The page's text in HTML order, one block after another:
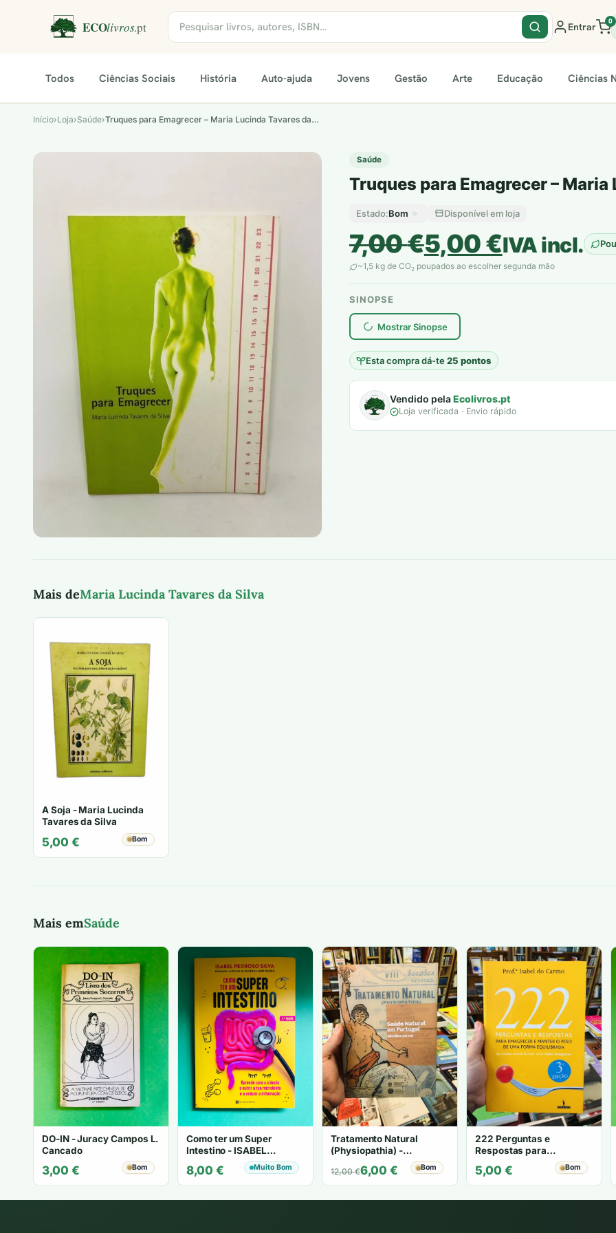
Entrar 0
Todos Ciências Sociais História Auto-ajuda Jovens Gestão Arte Educação Ciências
Início›Loja›Saúde›Truques para Emagrecer – Maria Lucinda Tavares da…
Saúde
Truques para Emagrecer –
Estado:Bom Disponível em loja
7,00€
O
preço
original
era:
7,00 €.
5,00€
O
preço
atual
é:
5,00 €.
IVA incl.
~1,5 kg de CO2 poupados ao escolher segunda mão
SINOPSE
Mostrar Sinopse
Esta compra dá-te25 pontos
plantar árvores reais
Vendido pelaEcolivros.pt
Loja verificada · Envio rápido
Mais deMaria Lucinda Tavares da Silva
A Soja - Maria Lucinda
Tavares da Silva
5,00 € Bom
Mais emSaúde
DO-IN - Juracy Campos L.
Cancado
3,00 € Bom
Como ter um Super
Intestino - ISABEL
PEDROSO SILVA
8,00 € Muito Bom
Tratamento Natural
(Physiopathia) -
12,00€
O
preço
6,00 €
O
preço
Bom
222 Perguntas e
Respostas para
Emagrecer e Manter o
Peso de Uma Forma
Equilibrada - Prof.ª Isabel
5,00 € Bom